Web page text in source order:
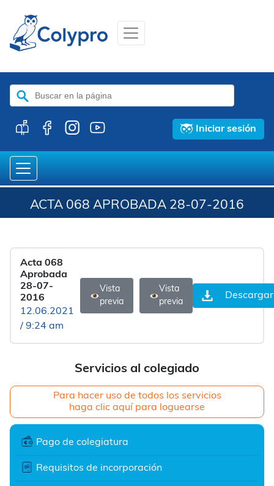
Buscar:
Iniciar sesión
ACTA 068 APROBADA 28-07-2016
Servicios al colegiado
Para hacer uso de todos los servicios
haga clic aquí para loguearse
Pago de colegiatura
Requisitos de incorporación
Acta 068
Aprobada
28-07-
2016
12.06.2021
/ 9:24 am
Vista
previa
Vista
previa
Descargar